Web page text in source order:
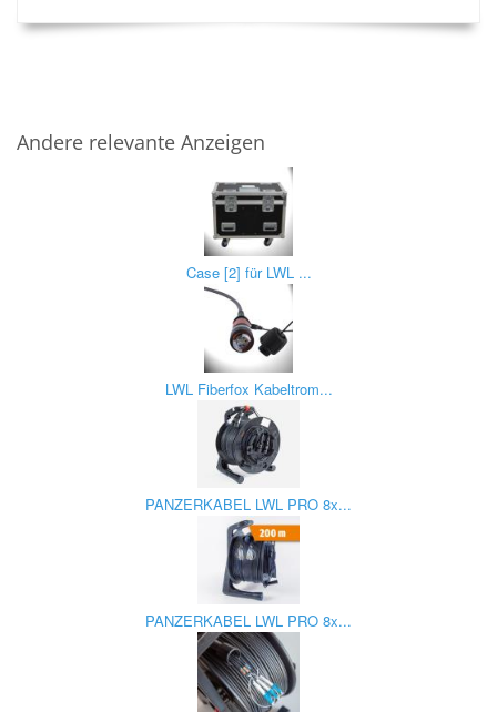
Andere relevante Anzeigen
Case [2] für LWL ...
LWL Fiberfox Kabeltrom...
PANZERKABEL LWL PRO 8x...
PANZERKABEL LWL PRO 8x...